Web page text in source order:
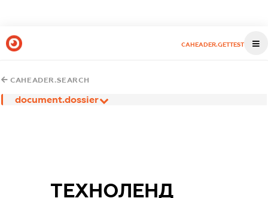
CAHEADER.GETTEST
CAHEADER.SEARCH
document.dossier
ТЕХНОЛЕНД